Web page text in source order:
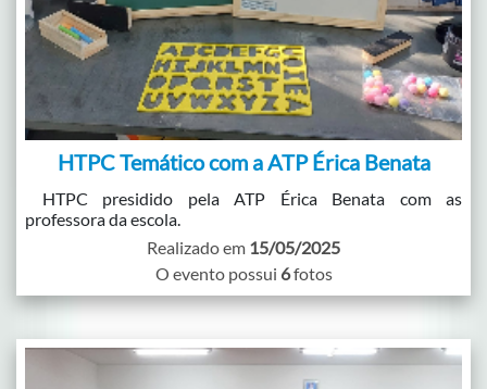
HTPC Temático com a ATP Érica Benata
HTPC presidido pela ATP Érica Benata com as
professora da escola.
Realizado em 15/05/2025
O evento possui 6fotos